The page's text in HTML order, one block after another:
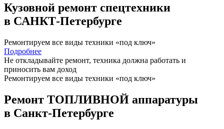
Кузовной ремонт спецтехники
в САНКТ-Петербурге
Ремонтируем все виды техники «под ключ»
Подробнее
Не откладывайте ремонт, техника должна работать и
приносить вам доход
Ремонтируем все виды техники «под ключ»
Ремонт ТОПЛИВНОЙ аппаратуры
в Санкт-Петербурге